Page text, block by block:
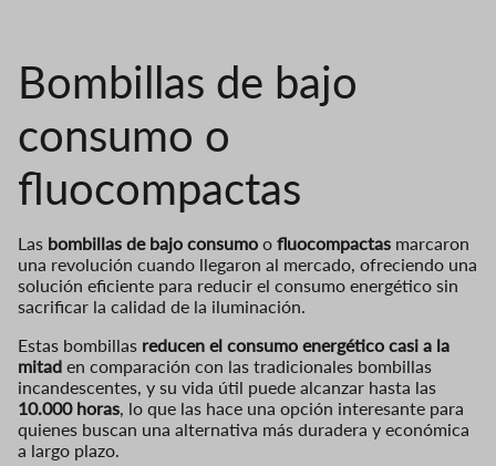
Bombillas de bajo
consumo o
fluocompactas
Las bombillas de bajo consumo o fluocompactas marcaron
una revolución cuando llegaron al mercado, ofreciendo una
solución eficiente para reducir el consumo energético sin
sacrificar la calidad de la iluminación.
Estas bombillas reducen el consumo energético casi a la
mitad en comparación con las tradicionales bombillas
incandescentes, y su vida útil puede alcanzar hasta las
10.000 horas , lo que las hace una opción interesante para
quienes buscan una alternativa más duradera y económica
a largo plazo.